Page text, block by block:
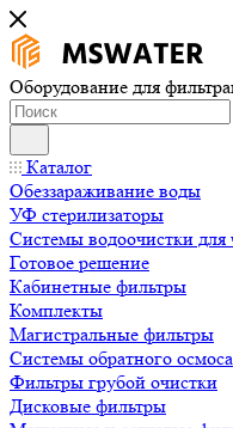
Оборудование для
Каталог
Обеззараживание воды
УФ стерилизаторы
Системы водоочистки для
Готовое решение
Кабинетные фильтры
Комплекты
Магистральные фильтры
Системы обратного осмоса
Фильтры грубой очистки
Дисковые фильтры